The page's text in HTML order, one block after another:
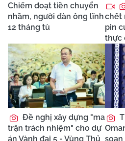
Chiếm đoạt tiền chuyển
nhầm, người đàn ông lĩnh
12 tháng tù
chết
pin
thực
Đề nghị xây dựng "ma
trận trách nhiệm" cho dự
án Vành đai 5 - Vùng Thủ